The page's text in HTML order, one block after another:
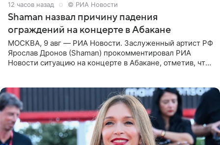
12 часов назад © РИА Новости
Shaman назвал причину падения
ограждений на концерте в Абакане
МОСКВА, 9 авг — РИА Новости. Заслуженный артист РФ
Ярослав Дронов (Shaman) прокомментировал РИА
Новости ситуацию на концерте в Абакане, отметив, что